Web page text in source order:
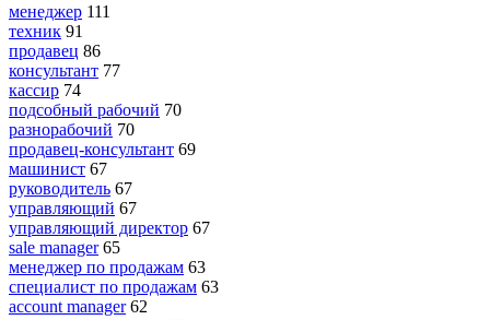
менеджер 111
техник 91
продавец 86
консультант 77
кассир 74
подсобный рабочий 70
разнорабочий 70
продавец-консультант 69
машинист 67
руководитель 67
управляющий 67
управляющий директор 67
sale manager 65
менеджер по продажам 63
специалист по продажам 63
account manager 62